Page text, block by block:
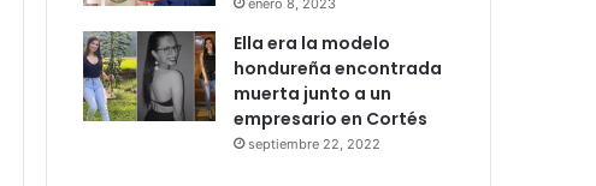
enero 8, 2023
Ella era la modelo
hondureña encontrada
muerta junto a un
empresario en Cortés
septiembre 22, 2022